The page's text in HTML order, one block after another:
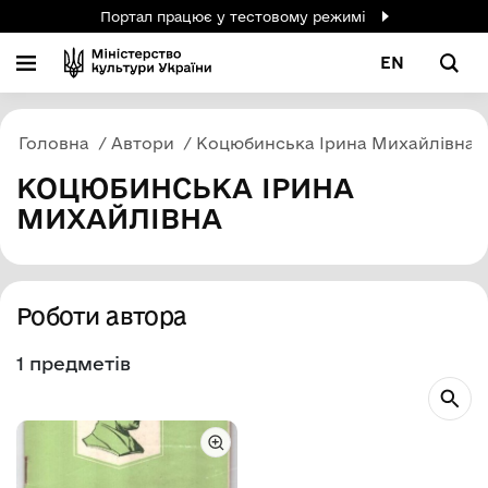
Портал працює у тестовому режимі
EN
Головна Автори Коцюбинська Ірина Михайлівна
КОЦЮБИНСЬКА ІРИНА
МИХАЙЛІВНА
Роботи автора
1 предметів